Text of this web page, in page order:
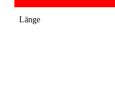
Länge